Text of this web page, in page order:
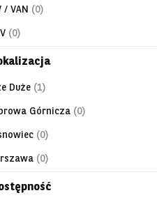
/ VAN (0)
(0)
Duże (1)
Górnicza (0)
(0)
(0)